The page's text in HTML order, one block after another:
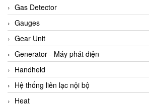
ARCA Regler
Arcos Hydraulik
Ardetem-Sfere-Vietnam
Argal
AS ENERGI
ASCO CO2
Asker
Gas Detector
Gauges
Gear Unit
Generator - Máy phát điện
Handheld
Hệ thống liên lạc nội bộ
Heat